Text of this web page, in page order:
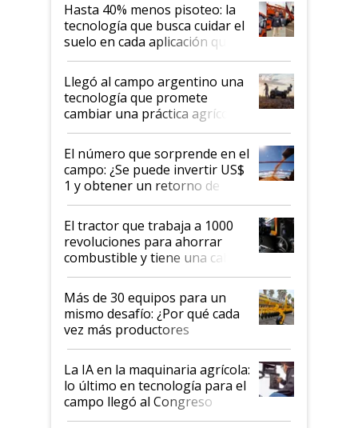
Hasta 40% menos pisoteo: la
tecnología que busca cuidar el
suelo en cada aplicación que
llevó Jacto al Congreso
Aapresid 2026
Llegó al campo argentino una
tecnología que promete
cambiar una práctica agrícola
clave: ¿Y si analizar el suelo
fuera tan simple como apretar
un botón?
El número que sorprende en el
campo: ¿Se puede invertir US$
1 y obtener un retorno de
hasta US$ 10 en agricultura?
El tractor que trabaja a 1000
revoluciones para ahorrar
combustible y tiene una cabina
que parece una computadora:
lo último en el mundo,
disponible en Argentina
Más de 30 equipos para un
mismo desafío: ¿Por qué cada
vez más productores
incorporan fertilizante bajo
tierra?
La IA en la maquinaria agrícola:
lo último en tecnología para el
campo llegó al Congreso
Aapresid 2026